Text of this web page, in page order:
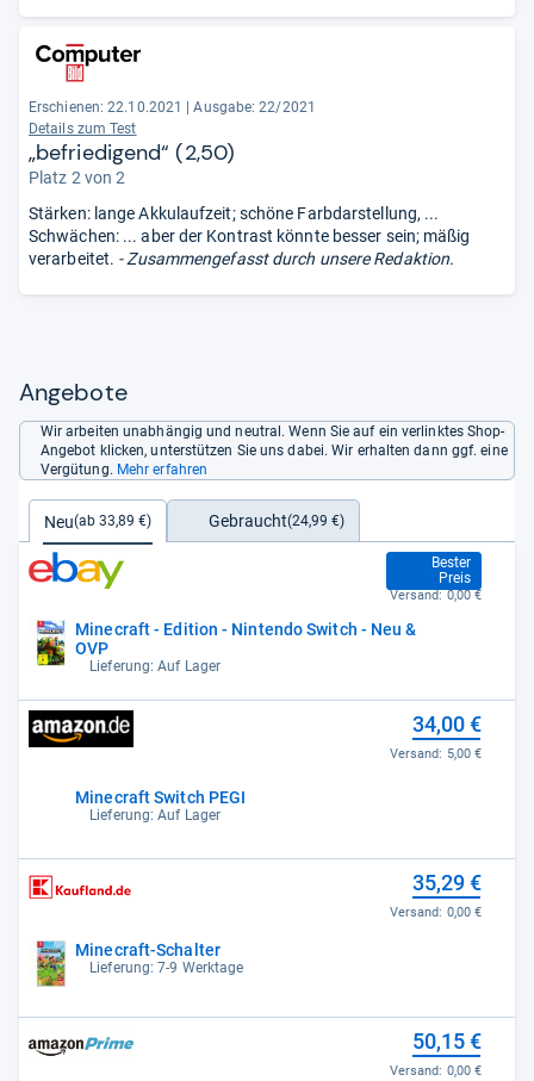
Erschienen: 22.10.2021
Ausgabe: 22/2021
Details zum Test
„befriedigend“ (2,50)
Platz 2 von 2
Stärken: lange Akkulaufzeit; schöne Farbdarstellung, ...
Schwächen: ... aber der Kontrast könnte besser sein; mäßig
verarbeitet. - Zusammengefasst durch unsere Redaktion.
Angebote
Wir arbeiten unabhängig und neutral. Wenn Sie auf ein verlinktes Shop-
Angebot klicken, unterstützen Sie uns dabei. Wir erhalten dann ggf. eine
Vergütung. Mehr erfahren
Neu(ab 33,89 €) Gebraucht(24,99 €)
Minecraft - Edition - Nintendo Switch - Neu &
OVP
Lieferung: Auf Lager
Bester
Preis
33,89 €
Versand: 0,00 €
Minecraft Switch PEGI
Lieferung: Auf Lager
34,00 €
Versand: 5,00 €
Minecraft-Schalter
Lieferung: 7-9 Werktage
35,29 €
Versand: 0,00 €
50,15 €
Versand: 0,00 €